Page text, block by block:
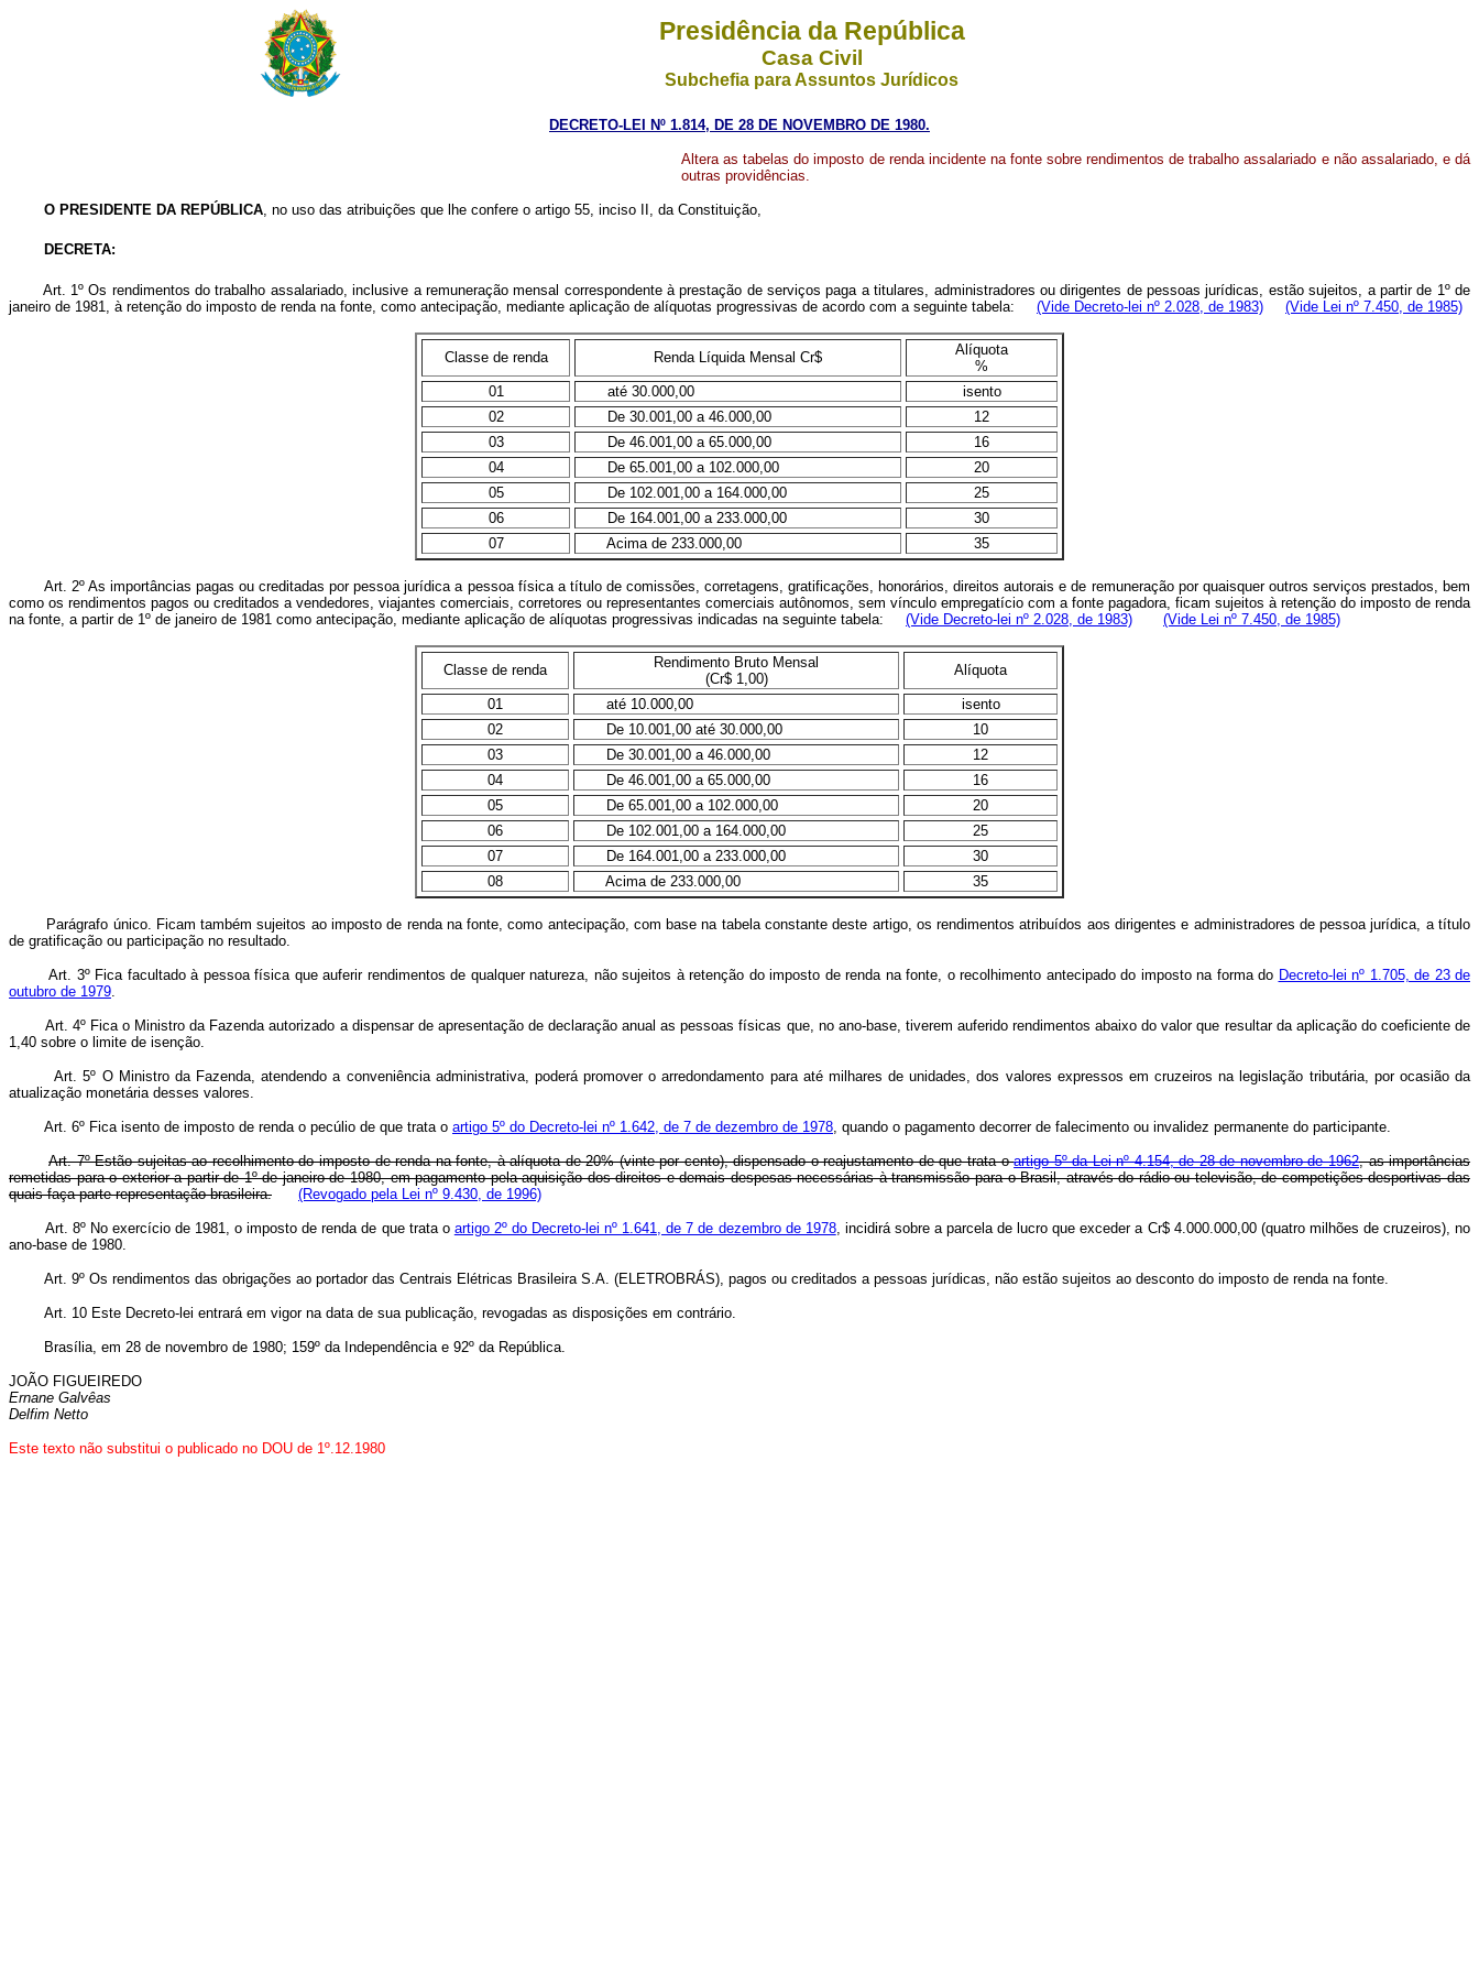
Presidência da República
Casa Civil
Subchefia para Assuntos Jurídicos
DECRETO-LEI Nº 1.814, DE 28 DE NOVEMBRO DE 1980.
Altera as tabelas do imposto de renda incidente na fonte sobre rendimentos de trabalho assalariado e não assalariado, e dá
outras providências.
O PRESIDENTE DA REPÚBLICA, no uso das atribuições que lhe confere o artigo 55, inciso II, da Constituição,
DECRETA:
Art. 1º Os rendimentos do trabalho assalariado, inclusive a remuneração mensal correspondente à prestação de serviços paga a titulares, administradores ou dirigentes de pessoas jurídicas, estão sujeitos, a partir de 1º de
janeiro de 1981, à retenção do imposto de renda na fonte, como antecipação, mediante aplicação de alíquotas progressivas de acordo com a seguinte tabela: (Vide Decreto-lei nº 2.028, de 1983) (Vide Lei nº 7.450, de 1985)
Classe de renda Renda Líquida Mensal Cr$
Alíquota
%
01
até 30.000,00
isento
02
De 30.001,00 a 46.000,00
12
03
De 46.001,00 a 65.000,00
16
04
De 65.001,00 a 102.000,00
20
05
De 102.001,00 a 164.000,00
25
06
De 164.001,00 a 233.000,00
30
07
Acima de 233.000,00 35
Art. 2º As importâncias pagas ou creditadas por pessoa jurídica a pessoa física a título de comissões, corretagens, gratificações, honorários, direitos autorais e de remuneração por quaisquer outros serviços prestados, bem
como os rendimentos pagos ou creditados a vendedores, viajantes comerciais, corretores ou representantes comerciais autônomos, sem vínculo empregatício com a fonte pagadora, ficam sujeitos à retenção do imposto de renda
na fonte, a partir de 1º de janeiro de 1981 como antecipação, mediante aplicação de alíquotas progressivas indicadas na seguinte tabela: (Vide Decreto-lei nº 2.028, de 1983) (Vide Lei nº 7.450, de 1985)
Classe de renda
Rendimento Bruto Mensal
(Cr$ 1,00)
Alíquota
01 até 10.000,00
isento
02
De 10.001,00 até 30.000,00
10
03
De 30.001,00 a 46.000,00
12
04
De 46.001,00 a 65.000,00
16
05
De 65.001,00 a 102.000,00
20
06
De 102.001,00 a 164.000,00
25
07
De 164.001,00 a 233.000,00
30
08
Acima de 233.000,00 35
Parágrafo único. Ficam também sujeitos ao imposto de renda na fonte, como antecipação, com base na tabela constante deste artigo, os rendimentos atribuídos aos dirigentes e administradores de pessoa jurídica, a título
de gratificação ou participação no resultado.
Art. 3º Fica facultado à pessoa física que auferir rendimentos de qualquer natureza, não sujeitos à retenção do imposto de renda na fonte, o recolhimento antecipado do imposto na forma do Decreto-lei nº 1.705, de 23 de
outubro de 1979
Art. 4º Fica o Ministro da Fazenda autorizado a dispensar de apresentação de declaração anual as pessoas físicas que, no ano-base, tiverem auferido rendimentos abaixo do valor que resultar da aplicação do coeficiente de
1,40 sobre o limite de isenção.
Art. 5º O Ministro da Fazenda, atendendo a conveniência administrativa, poderá promover o arredondamento para até milhares de unidades, dos valores expressos em cruzeiros na legislação tributária, por ocasião da
atualização monetária desses valores.
Art. 6º Fica isento de imposto de renda o pecúlio de que trata o artigo 5º do Decreto-lei nº 1.642, de 7 de dezembro de 1978 , quando o pagamento decorrer de falecimento ou invalidez permanente do participante.
Art. 7º Estão sujeitas ao recolhimento do imposto de renda na fonte, à alíquota de 20% (vinte por cento), dispensado o reajustamento de que trata oartigo 5º da Lei nº 4.154, de 28 de novembro de 1962, as importâncias
remetidas para o exterior a partir de 1º de janeiro de 1980, em pagamento pela aquisição dos direitos e demais despesas necessárias à transmissão para o Brasil, através do rádio ou televisão, de competições desportivas das
quais faça parte representação brasileira.
(Revogado pela Lei nº 9.430, de 1996)
Art. 8º No exercício de 1981, o imposto de renda de que trata o artigo 2º do Decreto-lei nº 1.641, de 7 de dezembro de 1978, incidirá sobre a parcela de lucro que exceder a Cr$ 4.000.000,00 (quatro milhões de cruzeiros), no
ano-base de 1980.
Art. 9º Os rendimentos das obrigações ao portador das Centrais Elétricas Brasileira S.A. (ELETROBRÁS), pagos ou creditados a pessoas jurídicas, não estão sujeitos ao desconto do imposto de renda na fonte.
Art. 10 Este Decreto-lei entrará em vigor na data de sua publicação, revogadas as disposições em contrário.
Brasília, em 28 de novembro de 1980; 159º da Independência e 92º da República.
JOÃO FIGUEIREDO
Ernane Galvêas
Delfim Netto
Este texto não substitui o publicado no DOU de 1º.12.1980